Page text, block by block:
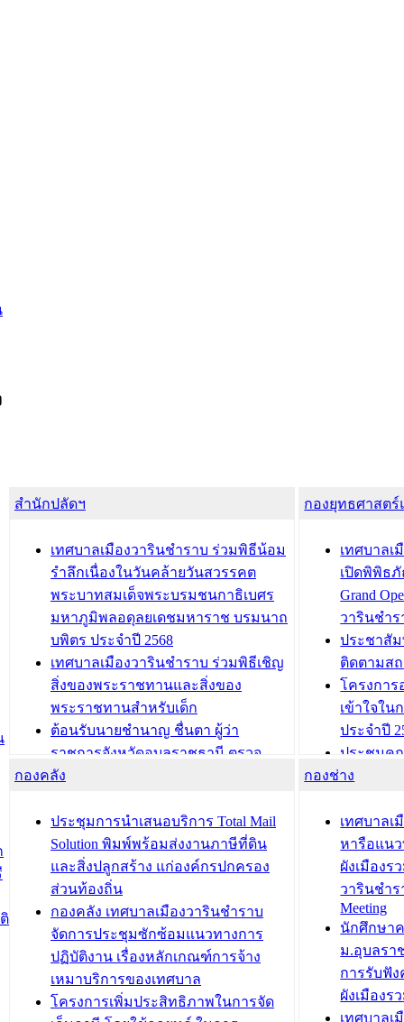
สำนักปลัดฯ
เทศบาลเมืองวารินชำราบ ร่วมพิธีน้อม
รำลึกเนื่องในวันคล้ายวันสวรรคต
พระบาทสมเด็จพระบรมชนกาธิเบศร
มหาภูมิพลอดุลยเดชมหาราช บรมนาถ
บพิตร ประจำปี 2568
เทศบาลเมืองวารินชำราบ ร่วมพิธีเชิญ
สิ่งของพระราชทานและสิ่งของ
พระราชทานสำหรับเด็ก
ต้อนรับนายชำนาญ ชื่นตา ผู้ว่า
ราชการจังหวัดอุบลราชธานี ตรวจ
ความเรียบร้อยของสถานที่ในการเตรี
องคมนตรี
สำนักทะเบียนท้องถิ่นเทศบาลเมือง
วารินชำราบ ดำเนินการมอบทะเบียน
บ้าน ทร.14 และบัตรประจำตัว
ประชาชนบุคคลประเภท 8 แก่บุคคลที่
ได้รับการเพิ่มชื่อในทะเบียนบ้าน
(ท.ร.14) กรณีคนไม่มีสัญชาติไทยได้รับ
อนุญาตให้มีถิ่นที่อยู่
ประชุมคณะกรรมการประเมินผลการ
กองยุทธศาสต
เทศบาลเ
เปิดพิพิธภั
Grand
วารินชำร
ประชาสัม
ติดตามส
โครงกา
เข้าใจใน
ประจำปี
ประชุมค
ความเสี่ย
ประชุมที
ชีวา สร้า
ขับเคลื่อน
“เมืองแห่
บทความ อื่นๆ ...
กองคลัง
ประชุมการนำเสนอบริการ Total Mail
Solution พิมพ์พร้อมส่งงานภาษีที่ดิน
และสิ่งปลูกสร้าง แก่องค์กรปกครอง
ส่วนท้องถิ่น
กองคลัง เทศบาลเมืองวารินชำราบ
จัดการประชุมซักซ้อมแนวทางการ
ปฏิบัติงาน เรื่องหลักเกณฑ์การจ้าง
เหมาบริการของเทศบาล
โครงการเพิ่มประสิทธิภาพในการจัด
กองช่าง
เทศบาลเ
หารือแน
ผังเมืองร
วารินชำร
Meeting
นักศึกษา
ม.อุบลรา
การรับฟั
ผังเมืองร
เทศบาลเ